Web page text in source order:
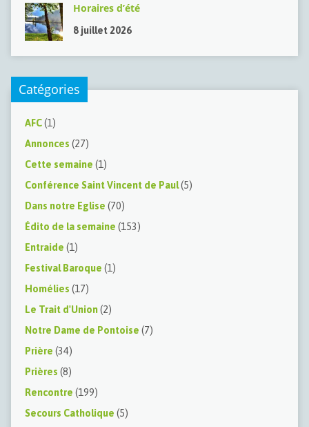
Horaires d’été
8 juillet 2026
Catégories
AFC(1)
Annonces (27)
Cette semaine (1)
Conférence Saint Vincent de Paul(5)
Dans notre Eglise (70)
Édito de la semaine (153)
Entraide (1)
Festival Baroque (1)
Homélies (17)
Le Trait d'Union(2)
Notre Dame de Pontoise (7)
Prière (34)
Prières (8)
Rencontre (199)
Secours Catholique (5)